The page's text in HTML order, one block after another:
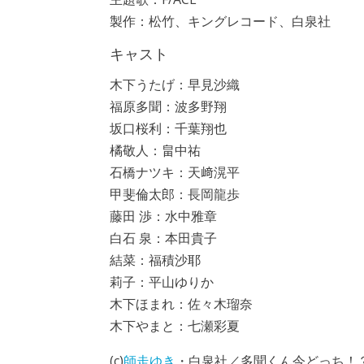
製作：松竹、キングレコード、白泉社
キャスト
木下うたげ：早見沙織
福原多聞：波多野翔
坂口桜利：千葉翔也
橘敬人：畠中祐
石橋ナツキ：天﨑滉平
甲斐倫太郎：長岡龍歩
藤田 渉：水中雅章
白石 泉：本田貴子
結菜：福積沙耶
莉子：平山ゆりか
木下ほまれ：佐々木瑠奈
木下やまと：七瀬彩夏